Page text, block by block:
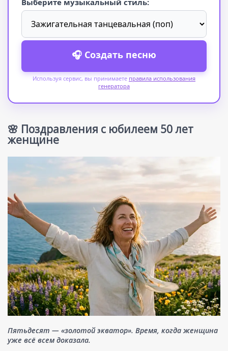
Выберите музыкальный стиль:
🎧 Создать песню
Используя сервис, вы принимаете правила использования
генератора
🌸 Поздравления с юбилеем 50 лет
женщине
Пятьдесят — «золотой экватор». Время, когда женщина
уже всё всем доказала.